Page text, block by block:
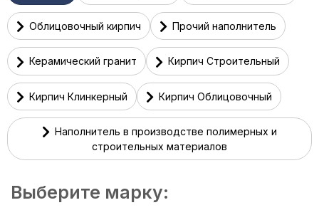
Облицовочный кирпич Прочий наполнитель
Керамический гранит Кирпич Строительный
Кирпич Клинкерный Кирпич Облицовочный
Наполнитель в производстве полимерных и
строительных материалов
Выберите марку: